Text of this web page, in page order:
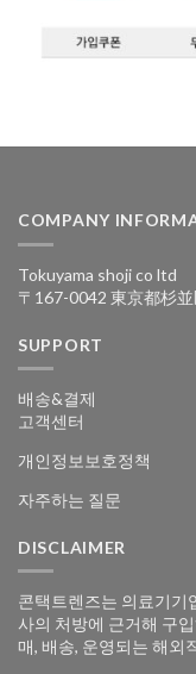
COMPANY
Tokuyama shoji co ltd
〒167-0042 東京都杉
SUPPORT
배송&결제
고객센터
개인정보보호정책
자주하는 질문
DISCLAIMER
콘택트렌즈는 의료기기
사의 처방에 근거해 구
매, 배송, 운영되는 해외